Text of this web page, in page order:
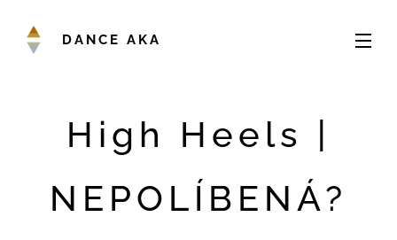
DANCE AKA
High Heels |
NEPOLÍBENÁ?